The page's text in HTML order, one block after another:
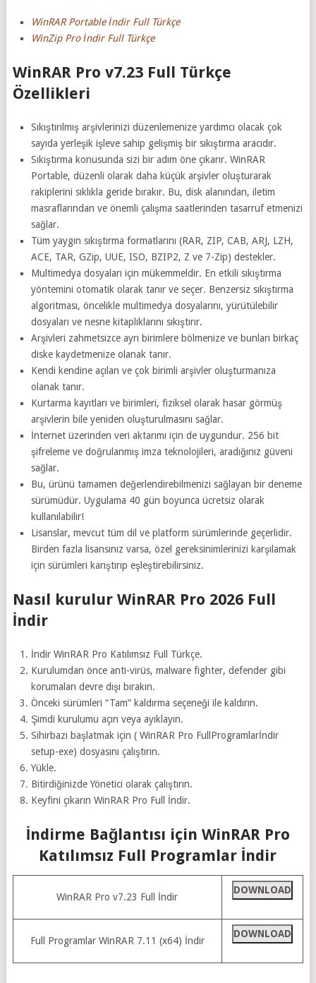
WinRAR Portable İndir Full Türkçe
WinZip Pro İndir Full Türkçe
WinRAR Pro v7.23 Full Türkçe
Özellikleri
Sıkıştırılmış arşivlerinizi düzenlemenize yardımcı olacak çok
sayıda yerleşik işleve sahip gelişmiş bir sıkıştırma aracıdır.
Sıkıştırma konusunda sizi bir adım öne çıkarır. WinRAR
Portable, düzenli olarak daha küçük arşivler oluşturarak
rakiplerini sıklıkla geride bırakır. Bu, disk alanından, iletim
masraflarından ve önemli çalışma saatlerinden tasarruf etmenizi
sağlar.
Tüm yaygın sıkıştırma formatlarını (RAR, ZIP, CAB, ARJ, LZH,
ACE, TAR, GZip, UUE, ISO, BZIP2, Z ve 7-Zip) destekler.
Multimedya dosyaları için mükemmeldir. En etkili sıkıştırma
yöntemini otomatik olarak tanır ve seçer. Benzersiz sıkıştırma
algoritması, öncelikle multimedya dosyalarını, yürütülebilir
dosyaları ve nesne kitaplıklarını sıkıştırır.
Arşivleri zahmetsizce ayrı birimlere bölmenize ve bunları birkaç
diske kaydetmenize olanak tanır.
Kendi kendine açılan ve çok birimli arşivler oluşturmanıza
olanak tanır.
Kurtarma kayıtları ve birimleri, fiziksel olarak hasar görmüş
arşivlerin bile yeniden oluşturulmasını sağlar.
İnternet üzerinden veri aktarımı için de uygundur. 256 bit
şifreleme ve doğrulanmış imza teknolojileri, aradığınız güveni
sağlar.
Bu, ürünü tamamen değerlendirebilmenizi sağlayan bir deneme
sürümüdür. Uygulama 40 gün boyunca ücretsiz olarak
kullanılabilir!
Lisanslar, mevcut tüm dil ve platform sürümlerinde geçerlidir.
Birden fazla lisansınız varsa, özel gereksinimlerinizi karşılamak
için sürümleri karıştırıp eşleştirebilirsiniz.
Nasıl kurulur WinRAR Pro 2026 Full
İndir
İndir WinRAR Pro Katılımsız Full Türkçe.
Kurulumdan önce anti-virüs, malware fighter, defender gibi
korumaları devre dışı bırakın.
Önceki sürümleri “Tam” kaldırma seçeneği ile kaldırın.
Şimdi kurulumu açın veya ayıklayın.
Sihirbazı başlatmak için ( WinRAR Pro FullProgramlarİndir
setup-exe) dosyasını çalıştırın.
Yükle.
Bitirdiğinizde Yönetici olarak çalıştırın.
Keyfini çıkarın WinRAR Pro Full İndir.
İndirme Bağlantısı için WinRAR Pro
Katılımsız Full Programlar İndir
WinRAR Pro v7.23 Full İndir
DOWNLOAD
Full Programlar WinRAR 7.11 (x64) İndir
DOWNLOAD